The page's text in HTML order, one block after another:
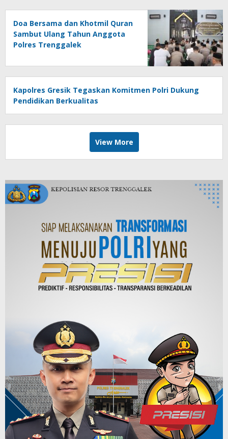
Doa Bersama dan Khotmil Quran
Sambut Ulang Tahun Anggota
Polres Trenggalek
Kapolres Gresik Tegaskan Komitmen Polri Dukung
Pendidikan Berkualitas
View More